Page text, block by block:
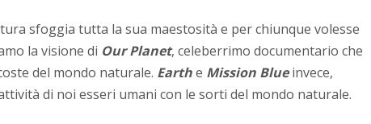
sfoggia tutta la sua maestosità e per chiunque volesse
la visione di Our Planet, celeberrimo documentario che
del mondo naturale. Earthe Mission Blueinvece,
di noi esseri umani con le sorti del mondo naturale.